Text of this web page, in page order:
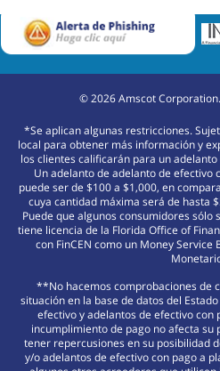
©2026Amscot
*Se aplican algunas restricciones.
local para obtener más información y
los clientes calificarán para un
Un adelanto de adelanto de efectivo
puede ser de $100 a $1,000, en
cuya cantidad máxima será de hasta
Puede que algunos consumidores sólo
tiene licencia de la Florida Office of
con FinCEN como un Money Service
**No hacemos comprobaciones de
situación en la base de datos del
efectivo y adelantos de efectivo con
incumplimiento de pago no afecta su
tener repercusiones en su posibilidad
y/o adelantos de efectivo con pago a